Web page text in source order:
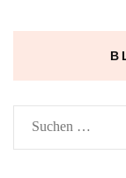
Suchen
nach: